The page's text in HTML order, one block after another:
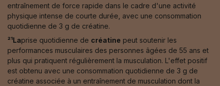
entraînement de force rapide dans le cadre d'une activité
physique intense de courte durée, avec une consommation
quotidienne de 3 g de créatine.
²¹Laprise quotidienne de créatine peut soutenir les
performances musculaires des personnes âgées de 55 ans et
plus qui pratiquent régulièrement la musculation. L'effet positif
est obtenu avec une consommation quotidienne de 3 g de
créatine associée à un entraînement de musculation dont la